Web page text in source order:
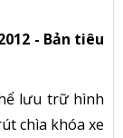
- Bản tiêu
lưu trữ hình
chìa khóa xe